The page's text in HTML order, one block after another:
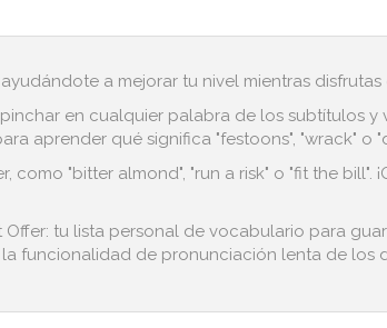
a mejorar tu nivel mientras
en cualquier palabra de los subtítulos y
aprender qué significa "festoons", "wrack" o
"bitter almond", "run a risk" o "fit the bill".
tu lista personal de vocabulario para
funcionalidad de pronunciación lenta de los